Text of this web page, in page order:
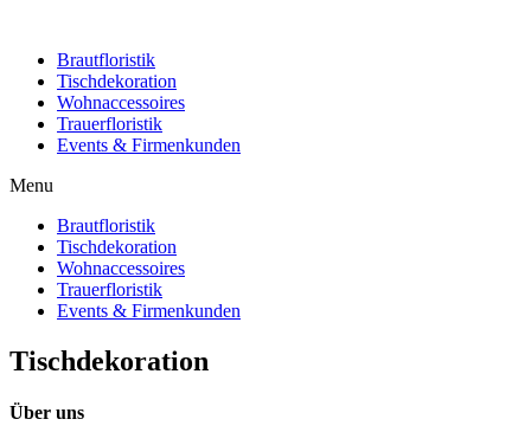
Brautfloristik
Tischdekoration
Wohnaccessoires
Trauerfloristik
Events & Firmenkunden
Menu
Brautfloristik
Tischdekoration
Wohnaccessoires
Trauerfloristik
Events & Firmenkunden
Tischdekoration
Über uns